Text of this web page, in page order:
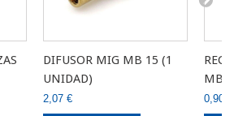
DIFUSOR MIG MB 15 (1
UNIDAD)
2,07 €
MB
0,90 €